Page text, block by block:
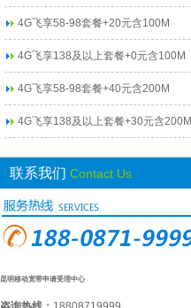
4G飞享58-98套餐+20元含100M
4G飞享138及以上套餐+0元含100M
4G飞享58-98套餐+40元含200M
4G飞享138及以上套餐+30元含200M
联系我们 Contact Us
昆明移动宽带申请受理中心